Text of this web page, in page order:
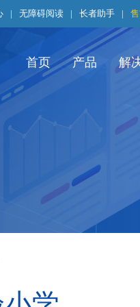
| 无障碍阅读 | 长者助手 |
首页 产品 解